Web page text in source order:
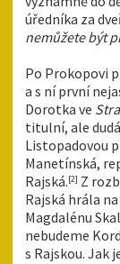
úředníka za
nemůžete být
Po Prokopovi
a s ní první
Dorotka ve
titulní, ale
Listopadovou
Manetínská,
Rajská.[2] Z
Rajská hrála
Magdalénu
nebudeme
s Rajskou. Jak